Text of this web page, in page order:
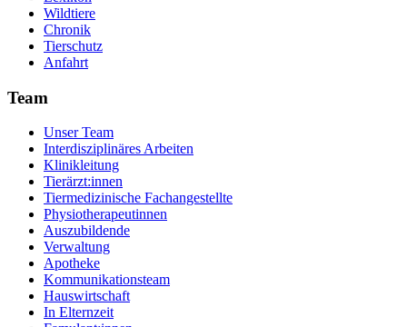
Wildtiere
Chronik
Tierschutz
Anfahrt
Team
Unser Team
Interdisziplinäres Arbeiten
Klinikleitung
Tierärzt:innen
Tiermedizinische Fachangestellte
Physiotherapeutinnen
Auszubildende
Verwaltung
Apotheke
Kommunikationsteam
Hauswirtschaft
In Elternzeit